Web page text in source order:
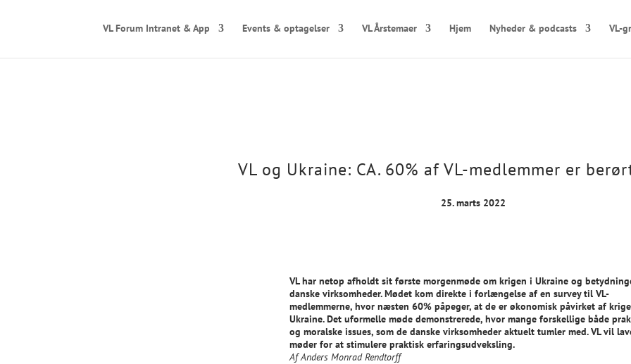
VL Forum Intranet & App Events & optagelser VL Årstemaer Hjem Nyheder & podcasts VL-
VL og Ukraine: CA. 60% af VL-medlemmer er
25. marts 2022
VL har netop afholdt sit første morgenmøde om krigen i Ukraine og
danske virksomheder. Mødet kom direkte i forlængelse af en survey til VL-
medlemmerne, hvor næsten 60% påpeger, at de er økonomisk påvirket af
Ukraine. Det uformelle møde demonstrerede, hvor mange forskellige både
og moralske issues, som de danske virksomheder aktuelt tumler med. VL vil
møder for at stimulere praktisk erfaringsudveksling.
Af Anders Monrad Rendtorff